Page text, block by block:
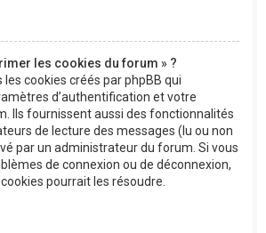
les cookies du forum » ?
cookies créés par phpBB qui
d’authentification et votre
Ils fournissent aussi des fonctionnalités
de lecture des messages (lu ou non
par un administrateur du forum. Si vous
de connexion ou de déconnexion,
pourrait les résoudre.